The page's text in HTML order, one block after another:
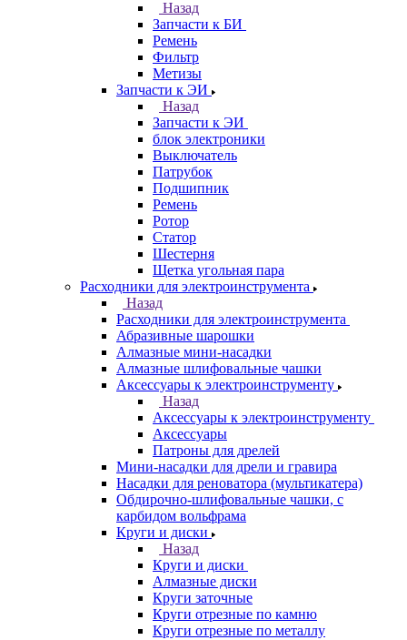
Назад
Запчасти к БИ
Ремень
Фильтр
Метизы
Запчасти к ЭИ
Назад
Запчасти к ЭИ
блок электроники
Выключатель
Патрубок
Подшипник
Ремень
Ротор
Статор
Шестерня
Щетка угольная пара
Расходники для электроинструмента
Назад
Расходники для электроинструмента
Абразивные шарошки
Алмазные мини-насадки
Алмазные шлифовальные чашки
Аксессуары к электроинструменту
Назад
Аксессуары к электроинструменту
Аксессуары
Патроны для дрелей
Мини-насадки для дрели и гравира
Насадки для реноватора (мультикатера)
Обдирочно-шлифовальные чашки, с
карбидом вольфрама
Круги и диски
Назад
Круги и диски
Алмазные диски
Круги заточные
Круги отрезные по камню
Круги отрезные по металлу